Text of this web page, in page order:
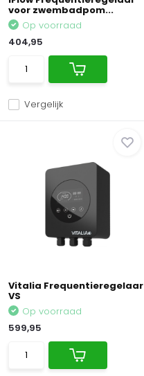
voor zwembadpom...
Vergelijk
Op voorraad
404,95
Vitalia Frequentieregelaar
VS
Op voorraad
599,95